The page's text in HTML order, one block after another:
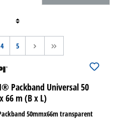
4 5 > >>
Packband Universal 50
66 m (B x L)
50mmx66m transparent